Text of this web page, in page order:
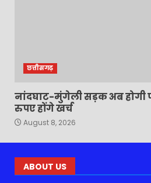
छत्तीसगढ़
नांदघाट-मुंगेली सड़क अब होगी
रुपए होंगे खर्च
August 8, 2026
ABOUT US